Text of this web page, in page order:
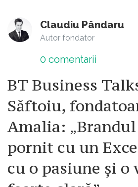
Claudiu Pândaru
Autor fondator
0 comentarii
BT Business
Săftoiu,
Amalia:
pornit cu un
cu o pasiune și o